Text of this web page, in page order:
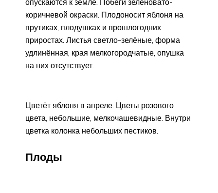
коричневой окраски. Плодоносит яблоня на
прутиках, плодушках и прошлогодних
приростах. Листья светло-зелёные, форма
удлинённая, края мелкогородчатые, опушка
на них отсутствует.
Цветёт яблоня в апреле. Цветы розового
цвета, небольшие, мелкочашевидные. Внутри
цветка колонка небольших пестиков.
Плоды